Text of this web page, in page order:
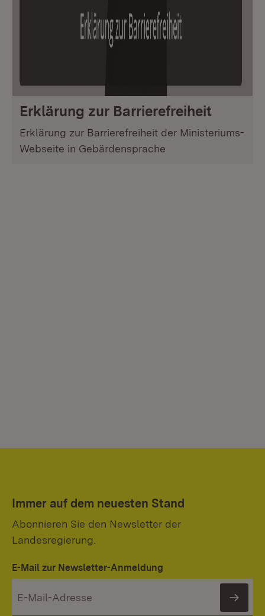
Erklärung zur Barrierefreiheit
Erklärung zur Barrierefreiheit der Ministeriums-
Webseite in Gebärdensprache
Immer auf dem neuesten Stand
Abonnieren Sie den Newsletter der
Landesregierung.
E-Mail zur Newsletter-Anmeldung